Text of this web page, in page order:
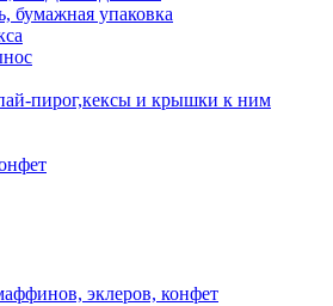
бумажная упаковка
пирог,кексы и крышки к ним
эклеров, конфет